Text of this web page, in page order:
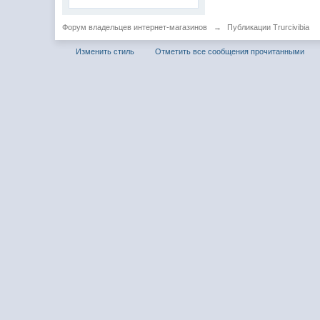
Форум владельцев интернет-магазинов → Публикации Trurcivibia
Изменить стиль Отметить все сообщения прочитанными